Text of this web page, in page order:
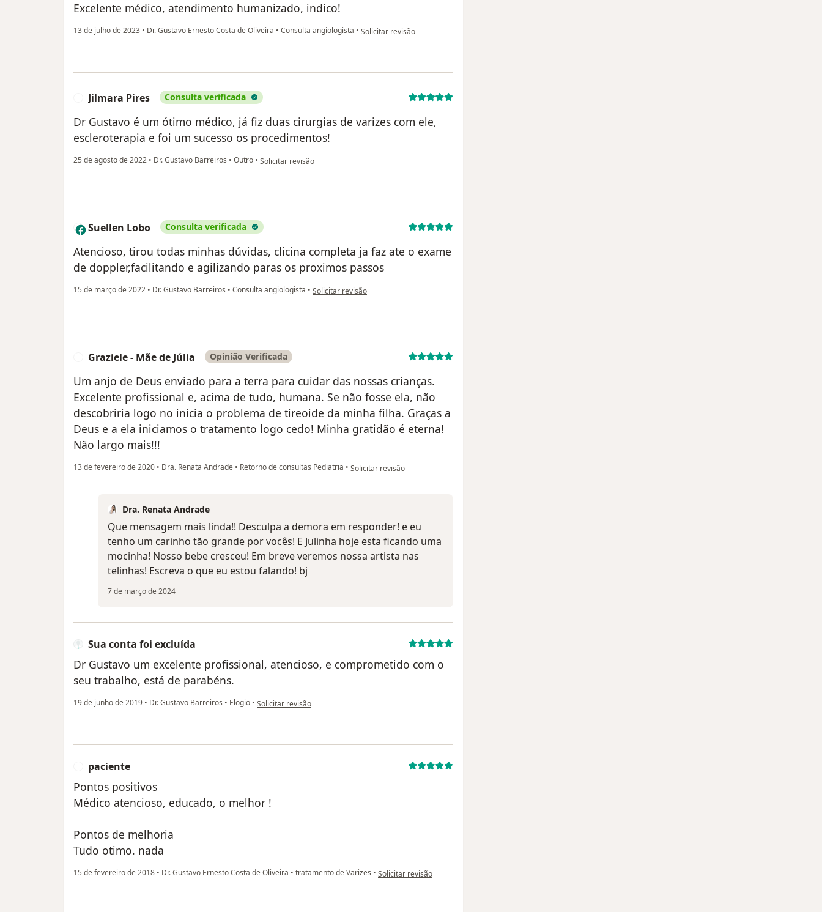
Excelente médico, atendimento humanizado, indico!
13 de julho de 2023 • Dr. Gustavo Ernesto Costa de Oliveira • Consulta angiologista • na opinião do utilizador Michele
Solicitar revisão
Jilmara Pires Consulta verificada
Dr Gustavo é um ótimo médico, já fiz duas cirurgias de varizes com ele,
escleroterapia e foi um sucesso os procedimentos!
25 de agosto de 2022 • Dr. Gustavo Barreiros • Outro • na opinião do utilizador Jilmara Pires
Solicitar revisão
S Suellen Lobo Consulta verificada
Atencioso, tirou todas minhas dúvidas, clicina completa ja faz ate o exame
de doppler,facilitando e agilizando paras os proximos passos
15 de março de 2022 • Dr. Gustavo Barreiros • Consulta angiologista • na opinião do utilizador Suellen Lobo
Solicitar revisão
Graziele - Mãe de Júlia Opinião Verificada
Um anjo de Deus enviado para a terra para cuidar das nossas crianças.
Excelente profissional e, acima de tudo, humana. Se não fosse ela, não
descobriria logo no inicia o problema de tireoide da minha filha. Graças a
Deus e a ela iniciamos o tratamento logo cedo! Minha gratidão é eterna!
Não largo mais!!!
13 de fevereiro de 2020 • Dra. Renata Andrade • Retorno de consultas Pediatria • na opinião do utilizador Graziele - Mãe de Júlia
Solicitar revisão
Dra. Renata Andrade
Que mensagem mais linda!! Desculpa a demora em responder! e eu
tenho um carinho tão grande por vocês! E Julinha hoje esta ficando uma
mocinha! Nosso bebe cresceu! Em breve veremos nossa artista nas
telinhas! Escreva o que eu estou falando! bj
7 de março de 2024
Sua conta foi excluída
Dr Gustavo um excelente profissional, atencioso, e comprometido com o
seu trabalho, está de parabéns.
19 de junho de 2019 • Dr. Gustavo Barreiros • Elogio • na opinião do utilizador Sua conta foi excluída
Solicitar revisão
paciente
Pontos positivos
Médico atencioso, educado, o melhor !
Pontos de melhoria
Tudo otimo. nada
15 de fevereiro de 2018 • Dr. Gustavo Ernesto Costa de Oliveira • tratamento de Varizes • na opinião do utilizador paciente
Solicitar revisão